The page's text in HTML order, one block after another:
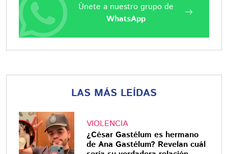
Únete a nuestro grupo de
WhatsApp
LAS MÁS LEÍDAS
VIOLENCIA
¿César Gastélum es hermano
de Ana Gastélum? Revelan cuál